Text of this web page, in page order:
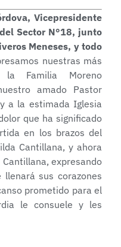
Vicepresidente
Sector N°18, junto
Meneses, y todo
nuestras más
la Familia Moreno
amado Pastor
a la estimada Iglesia
que ha significado
en los brazos del
Cantillana, y ahora
expresando
sus corazones
prometido para el
le consuele y les